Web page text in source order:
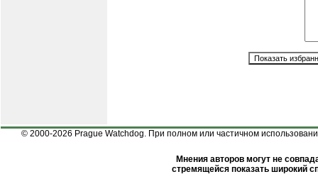
© 2000-2026 Prague Watchdog. При полном или частичном
Мнения авторов могут не
стремящейся показать широкий